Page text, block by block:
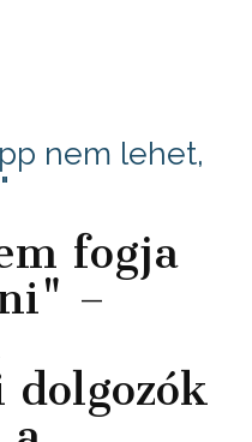
nem lehet,
fogja
–
dolgozók